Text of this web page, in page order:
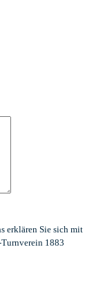
erklären Sie sich mit
1883